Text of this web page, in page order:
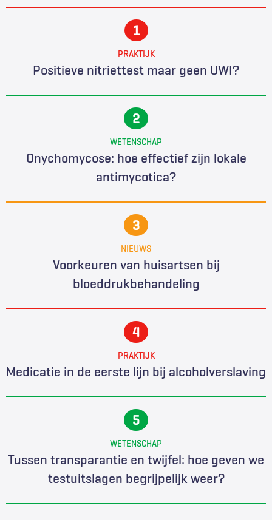
PRAKTIJK
Positieve nitriettest maar geen UWI?
WETENSCHAP
Onychomycose: hoe effectief zijn lokale
antimycotica?
NIEUWS
Voorkeuren van huisartsen bij
bloeddrukbehandeling
PRAKTIJK
Medicatie in de eerste lijn bij alcoholverslaving
WETENSCHAP
Tussen transparantie en twijfel: hoe geven we
testuitslagen begrijpelijk weer?